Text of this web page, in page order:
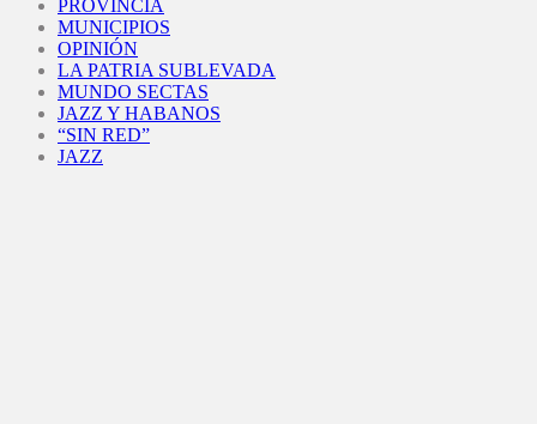
PROVINCIA
MUNICIPIOS
OPINIÓN
LA PATRIA SUBLEVADA
MUNDO SECTAS
JAZZ Y HABANOS
“SIN RED”
JAZZ